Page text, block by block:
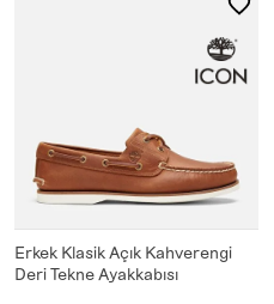
Erkek Klasik Açık Kahverengi
Deri Tekne Ayakkabısı